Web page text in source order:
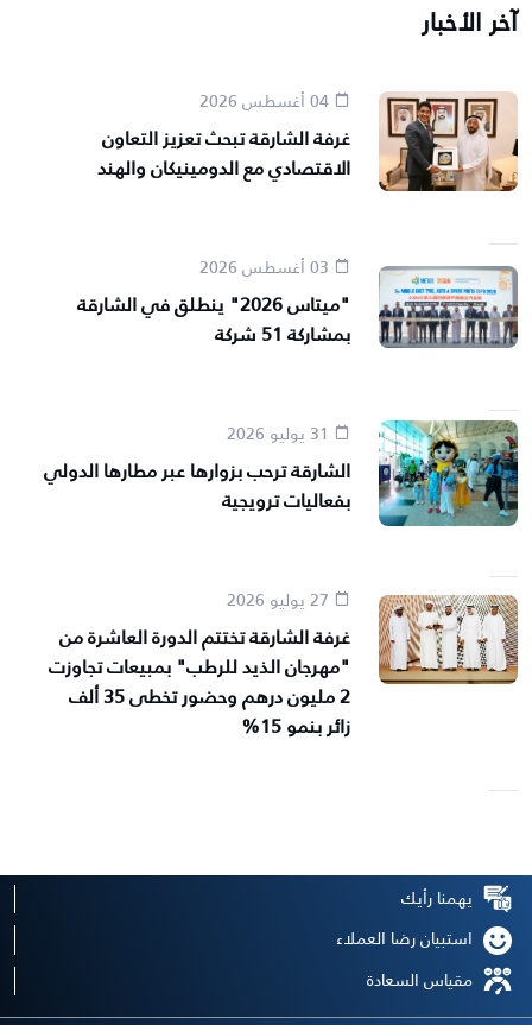
آخر الأخبار
04 أغسطس 2026
غرفة الشارقة تبحث تعزيز التعاون
الاقتصادي مع الدومينيكان والهند
"ميتاس 2026" ينطلق في الشارقة
بمشاركة 51 شركة
الشارقة ترحب بزوارها عبر مطارها الدولي
بفعاليات ترويجية
غرفة الشارقة تختتم الدورة العاشرة من
"مهرجان الذيد للرطب" بمبيعات تجاوزت
2 مليون درهم وحضور تخطى 35 ألف
زائر بنمو 15%
يهمنا رأيك
استبيان رضا العملاء
مقياس السعادة